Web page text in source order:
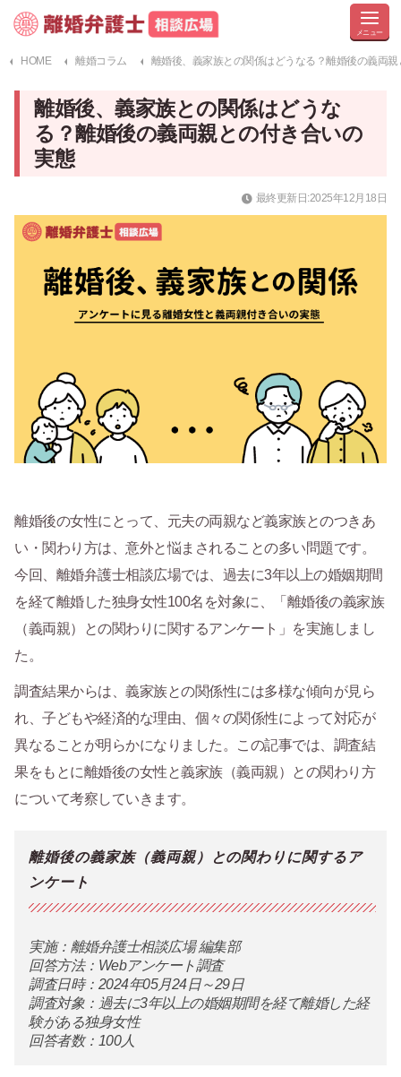
HOME 離婚コラム 離婚後、義家族との関係はどうなる？離婚後の義両
離婚後、義家族との関係はどうな
る？離婚後の義両親との付き合いの
実態
最終更新日:2025年12月18日
離婚後の女性にとって、元夫の両親など義家族とのつきあ
い・関わり方は、意外と悩まされることの多い問題です。
今回、離婚弁護士相談広場では、過去に3年以上の婚姻期間
を経て離婚した独身女性100名を対象に、「離婚後の義家族
（義両親）との関わりに関するアンケート」を実施しまし
た。
調査結果からは、義家族との関係性には多様な傾向が見ら
れ、子どもや経済的な理由、個々の関係性によって対応が
異なることが明らかになりました。この記事では、調査結
果をもとに離婚後の女性と義家族（義両親）との関わり方
について考察していきます。
離婚後の義家族（義両親）との関わりに関するア
ンケート
実施：離婚弁護士相談広場 編集部
回答方法：Webアンケート調査
調査日時：2024年05月24日～29日
調査対象：過去に3年以上の婚姻期間を経て離婚した経
験がある独身女性
回答者数：100人